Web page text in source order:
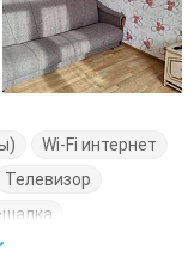
Wi-Fi интернет
Телевизор